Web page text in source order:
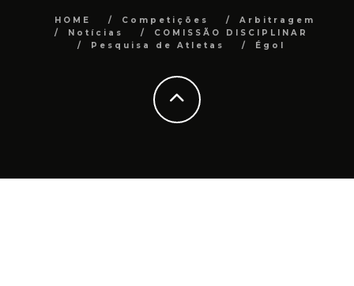
HOME Competições
Arbitragem
Notícias
COMISSÃO DISCIPLINAR
Pesquisa de Atletas
Égol